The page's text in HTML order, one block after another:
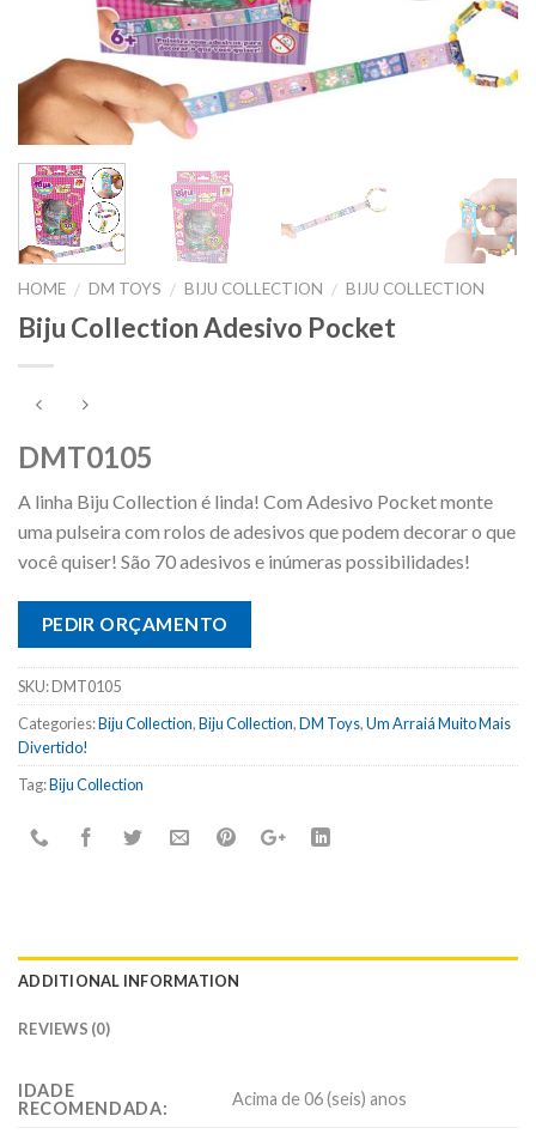
HOME / DM TOYS / BIJU COLLECTION / BIJU COLLECTION
Biju Collection Adesivo Pocket
DMT0105
A linha Biju Collection é linda! Com Adesivo Pocket monte
uma pulseira com rolos de adesivos que podem decorar o que
você quiser! São 70 adesivos e inúmeras possibilidades!
PEDIR ORÇAMENTO
SKU:DMT0105
Categories:Biju Collection,Biju Collection,DM Toys,Um Arraiá Muito Mais
Divertido!
Tag:Biju Collection
ADDITIONAL INFORMATION
REVIEWS (0)
IDADE
RECOMENDADA:
Acima de 06 (seis) anos